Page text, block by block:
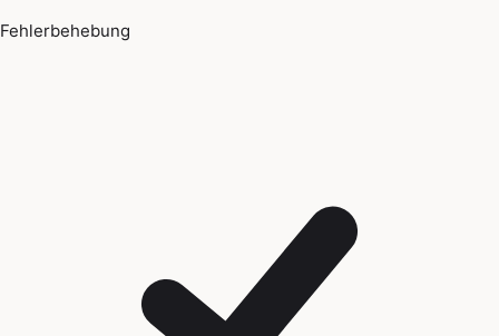
Fehlerbehebung